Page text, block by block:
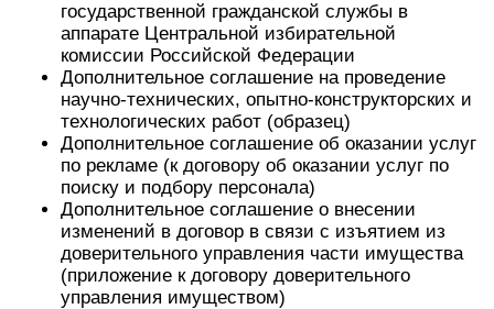
государственной гражданской службы в
аппарате Центральной избирательной
комиссии Российской Федерации
Дополнительное соглашение на проведение
научно-технических, опытно-конструкторских и
технологических работ (образец)
Дополнительное соглашение об оказании услуг
по рекламе (к договору об оказании услуг по
поиску и подбору персонала)
Дополнительное соглашение о внесении
изменений в договор в связи с изъятием из
доверительного управления части имущества
(приложение к договору доверительного
управления имуществом)